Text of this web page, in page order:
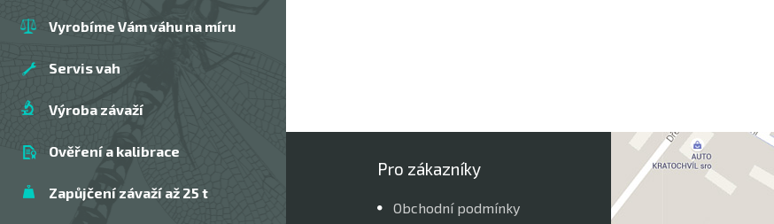
Vyrobíme Vám váhu na míru
Servis vah
Výroba závaží
Ověření a kalibrace
Zapůjčení závaží až 25 t
Pro zákazníky
Obchodní podmínky